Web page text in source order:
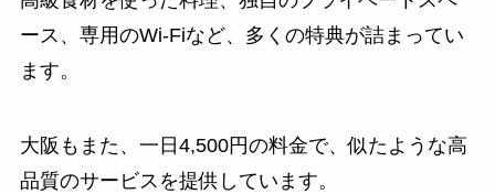
ース、専用のWi-Fiなど、多くの特典が詰まってい
ます。
大阪もまた、一日4,500円の料金で、似たような高
品質のサービスを提供しています。